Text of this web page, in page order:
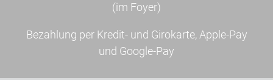
(im Foyer)
Bezahlung per Kredit- und Girokarte, Apple-Pay
und Google-Pay